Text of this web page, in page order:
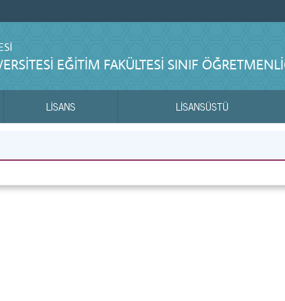
EĞITIM FAKÜLTESI SINIF
LİSANS LİSANSÜSTÜ